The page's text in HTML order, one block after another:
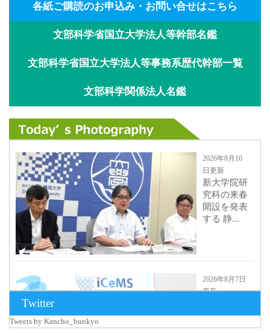
各紙ご購読のお申込み・お問い合せはこちら
文部科学省国立大学法人等幹部名鑑
文部科学省国立大学法人等事務系歴代幹部一覧
文部科学関係法人名鑑
2026年8月10
日更新
新大学院研
究科の来春
開設を発表
する 静...
2026年8月7日
更新
iCeMS等を
視察した松
Twitter
Tweets by Kancho_bunkyo